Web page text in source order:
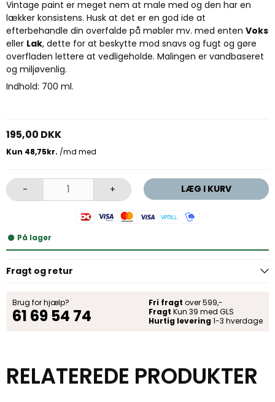
Vintage paint er meget nem at male med og den har en
lækker konsistens. Husk at det er en god ide at
efterbehandle din overfalde på møbler mv. med enten Voks
eller Lak, dette for at beskytte mod snavs og fugt og gøre
overfladen lettere at vedligeholde. Malingen er vandbaseret
og miljøvenlig.
Indhold: 700 ml.
195,00 DKK
- + LÆG I KURV
På lager
Fragt og retur
Brug for hjælp?
61 69 54 74
Fri fragt over 599,-
Fragt Kun 39 med GLS
Hurtig levering 1-3 hverdage
RELATEREDE PRODUKTER